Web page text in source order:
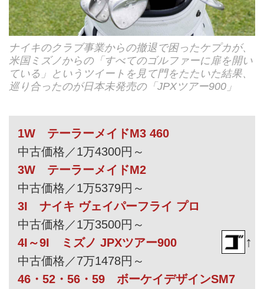
ナイキのクラブ事業からの撤退で困ったケプカが、
米国ミズノからの「すべてのゴルファーに扉を開い
ている」というツイートを見て門をたたいた結果、
巡り合ったのが日本未発売の「JPXツアー900」
1W テーラーメイドM3 460
中古価格／1万4300円～
3W テーラーメイドM2
中古価格／1万5379円～
3I ナイキ ヴェイパーフライ プロ
中古価格／1万3500円～
4I～9I ミズノ JPXツアー900
中古価格／7万1478円～
46・52・56・59 ボーケイデザインSM7
↑